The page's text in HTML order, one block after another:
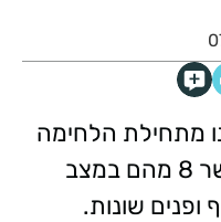
מתחילת הלחימה
למעלה מ 50 נפגעים, כאשר 8 מהם במצב
ופנים שונות.